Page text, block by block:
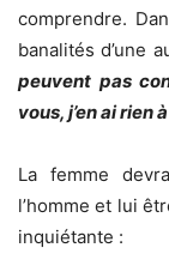
comprendre.
banalités d’une
peuvent pas
vous, j’en ai rien
La femme
l’homme et lui
inquiétante :